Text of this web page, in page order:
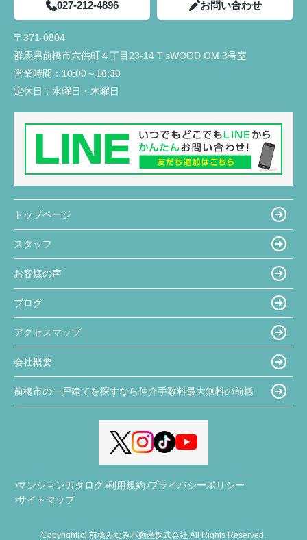
027-212-4896 お問い合わせ
〒371-0804
群馬県前橋市六供町４丁目23‐14 T'sWOOD OM 3号室
営業時間： 10:00～18:30
定休日： 水曜日・木曜日
トップページ
スタッフ
お客様の声
ブログ
アクセスマップ
会社概要
前橋市の一戸建てを探すなら仲介手数料最大無料の前橋
マンションカタログ 利用規約 プライバシーポリシー
サイトマップ
Copyright(c) 前橋みなみ不動産株式会社 All Rights Reserved.